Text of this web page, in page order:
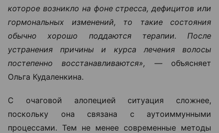
которое возникло на фоне стресса, дефицитов или
гормональных изменений, то такие состояния
обычно хорошо поддаются терапии. После
устранения причины и курса лечения волосы
постепенно восстанавливаются», —объясняет
Ольга Кудаленкина.
С очаговой алопецией ситуация сложнее,
поскольку она связана с аутоиммунными
процессами. Тем не менее современные методы